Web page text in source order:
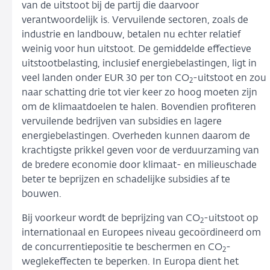
van de uitstoot bij de partij die daarvoor
verantwoordelijk is. Vervuilende sectoren, zoals de
industrie en landbouw, betalen nu echter relatief
weinig voor hun uitstoot. De gemiddelde effectieve
uitstootbelasting, inclusief energiebelastingen, ligt in
veel landen onder EUR 30 per ton CO2-uitstoot en zou
naar schatting drie tot vier keer zo hoog moeten zijn
om de klimaatdoelen te halen. Bovendien profiteren
vervuilende bedrijven van subsidies en lagere
energiebelastingen. Overheden kunnen daarom de
krachtigste prikkel geven voor de verduurzaming van
de bredere economie door klimaat- en milieuschade
beter te beprijzen en schadelijke subsidies af te
bouwen.
Bij voorkeur wordt de beprijzing van CO2-uitstoot op
internationaal en Europees niveau gecoördineerd om
de concurrentiepositie te beschermen en CO2-
weglekeffecten te beperken. In Europa dient het